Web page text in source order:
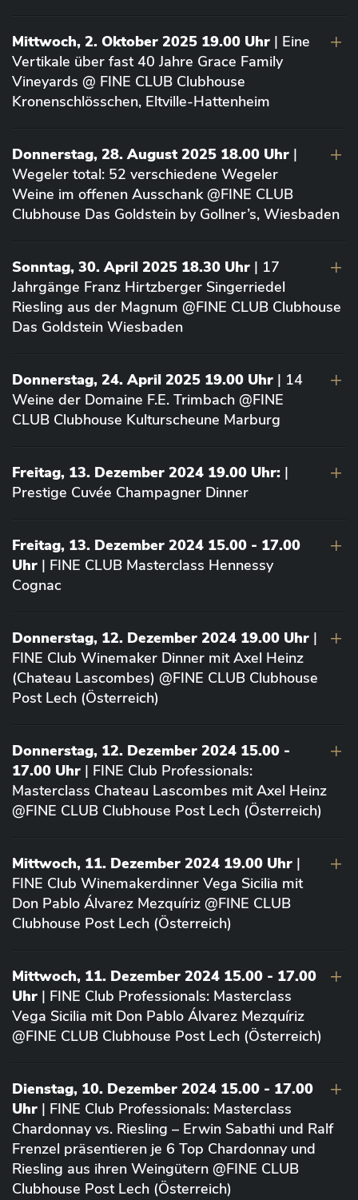
Mittwoch, 2. Oktober 2025 19.00 Uhr | Eine
Vertikale über fast 40 Jahre Grace Family
Vineyards @ FINE CLUB Clubhouse
Kronenschlösschen, Eltville-Hattenheim
Donnerstag, 28. August 2025 18.00 Uhr |
Wegeler total: 52 verschiedene Wegeler
Weine im offenen Ausschank @FINE CLUB
Clubhouse Das Goldstein by Gollner’s, Wiesbaden
Sonntag, 30. April 2025 18.30 Uhr | 17
Jahrgänge Franz Hirtzberger Singerriedel
Riesling aus der Magnum @FINE CLUB Clubhouse
Das Goldstein Wiesbaden
Donnerstag, 24. April 2025 19.00 Uhr | 14
Weine der Domaine F.E. Trimbach @FINE
CLUB Clubhouse Kulturscheune Marburg
Freitag, 13. Dezember 2024 19.00 Uhr: |
Prestige Cuvée Champagner Dinner
Freitag, 13. Dezember 2024 15.00 - 17.00
Uhr | FINE CLUB Masterclass Hennessy
Cognac
Donnerstag, 12. Dezember 2024 19.00 Uhr |
FINE Club Winemaker Dinner mit Axel Heinz
(Chateau Lascombes) @FINE CLUB Clubhouse
Post Lech (Österreich)
Donnerstag, 12. Dezember 2024 15.00 -
17.00 Uhr | FINE Club Professionals:
Masterclass Chateau Lascombes mit Axel Heinz
@FINE CLUB Clubhouse Post Lech (Österreich)
Mittwoch, 11. Dezember 2024 19.00 Uhr |
FINE Club Winemakerdinner Vega Sicilia mit
Don Pablo Álvarez Mezquíriz @FINE CLUB
Clubhouse Post Lech (Österreich)
Mittwoch, 11. Dezember 2024 15.00 - 17.00
Uhr | FINE Club Professionals: Masterclass
Vega Sicilia mit Don Pablo Álvarez Mezquíriz
@FINE CLUB Clubhouse Post Lech (Österreich)
Dienstag, 10. Dezember 2024 15.00 - 17.00
Uhr | FINE Club Professionals: Masterclass
Chardonnay vs. Riesling – Erwin Sabathi und Ralf
Frenzel präsentieren je 6 Top Chardonnay und
Riesling aus ihren Weingütern @FINE CLUB
Clubhouse Post Lech (Österreich)